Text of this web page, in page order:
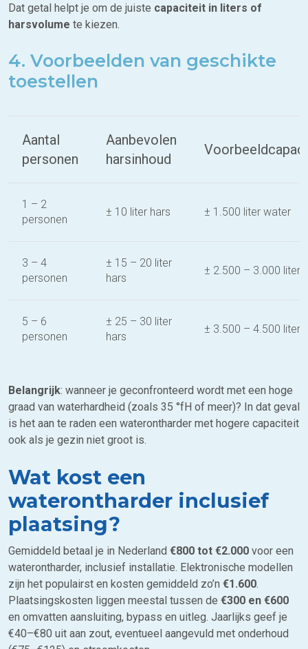
Dat getal helpt je om de juiste capaciteit in liters of
harsvolume te kiezen.
4. Voorbeelden van geschikte
toestellen
Aantal
personen
Aanbevolen
harsinhoud
1 – 2
personen
± 10 liter hars ± 1.500 liter water
3 – 4
personen
± 15 – 20 liter
hars
± 2.500 – 3.000 liter
5 – 6
personen
± 25 – 30 liter
hars
± 3.500 – 4.500 liter
Belangrijk: wanneer je geconfronteerd wordt met een hoge
graad van waterhardheid (zoals 35 °fH of meer)? In dat geval
is het aan te raden een waterontharder met hogere capaciteit
ook als je gezin niet groot is.
Wat kost een
waterontharder inclusief
plaatsing?
Gemiddeld betaal je in Nederland €800 tot €2.000 voor een
waterontharder, inclusief installatie. Elektronische modellen
zijn het populairst en kosten gemiddeld zo’n €1.600.
Plaatsingskosten liggen meestal tussen de €300 en €600
en omvatten aansluiting, bypass en uitleg. Jaarlijks geef je
€40–€80 uit aan zout, eventueel aangevuld met onderhoud